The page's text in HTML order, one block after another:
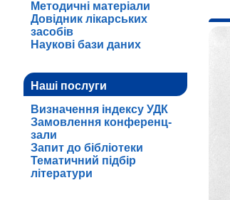
Методичні матеріали
Довідник лікарських
засобів
Наукові бази даних
Наші послуги
Визначення індексу УДК
Замовлення конференц-
зали
Запит до бібліотеки
Тематичний підбір
літератури